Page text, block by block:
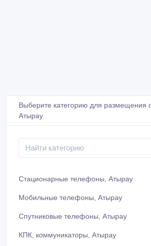
Выберите категорию для размещения
Атырау
Стационарные телефоны, Атырау
Мобильные телефоны, Атырау
Спутниковые телефоны, Атырау
КПК, коммуникаторы, Атырау